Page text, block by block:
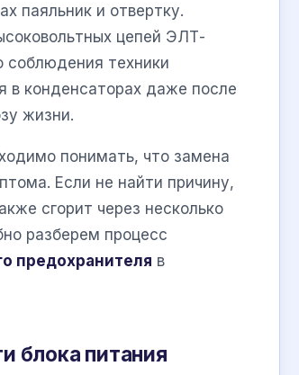
паяльник и отвертку.
цепей ЭЛТ-
соблюдения техники
в конденсаторах даже после
жизни.
понимать, что замена
Если не найти причину,
сгорит через несколько
разберем процесс
предохранителя в
блока питания